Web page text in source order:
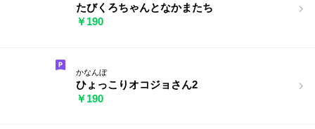
たびくろちゃんとなかまたち
￥190
かなんぼ
ひょっこりオコジョさん2
￥190